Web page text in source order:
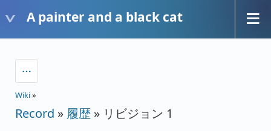
A painter and a black cat
Wiki»
Record » 履歴 » リビジョン 1